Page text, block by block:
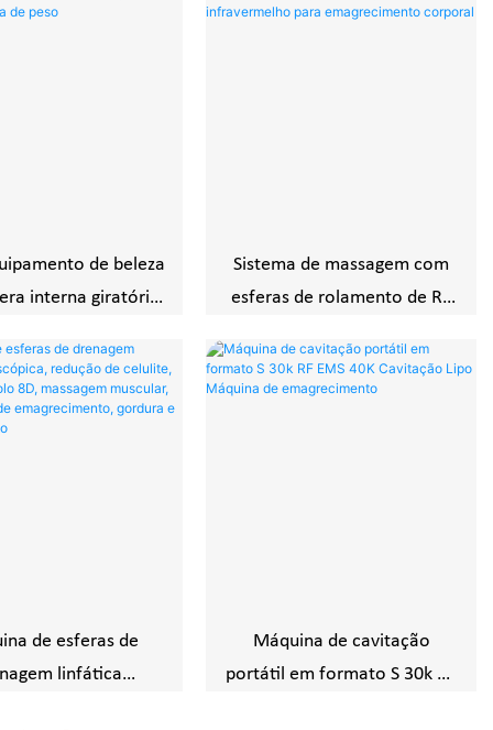
de beleza
interna giratória
e perda de peso
Sistema de massagem com
esferas de rolamento de RF
infravermelho para
emagrecimento corporal
de esferas de
linfática
Máquina de cavitação
portátil em formato S 30k RF